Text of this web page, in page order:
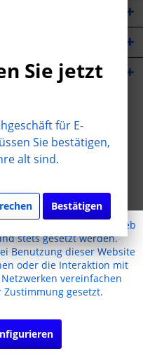
Kontakt
Widerrufsrecht
für den technischen Betrieb
stets gesetzt werden.
Benutzung dieser Website
oder die Interaktion mit
vereinfachen
gesetzt.
Sie jetzt
für E-
Sie bestätigen,
alt sind.
Bestätigen